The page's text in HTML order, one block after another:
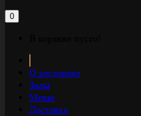
0
О ресторане
Залы
Меню
Доставка